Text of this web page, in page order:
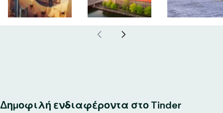
Δημοφιλή ενδιαφέροντα στο Tinder